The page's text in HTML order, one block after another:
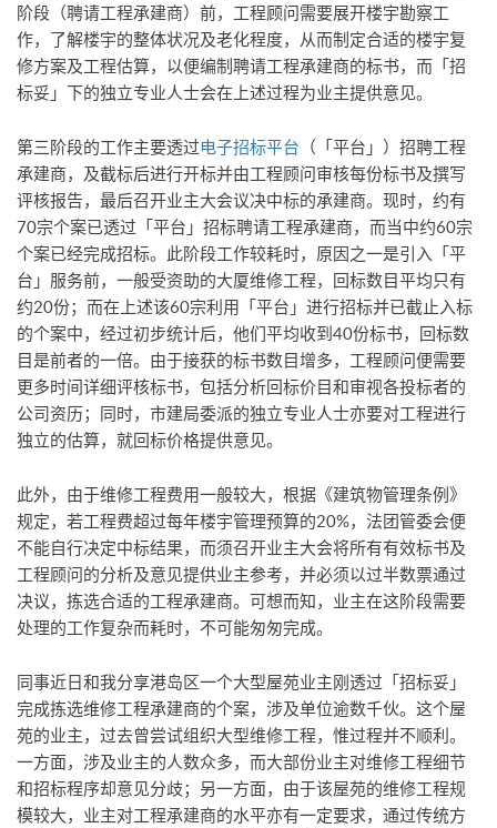
阶段（聘请工程承建商）前，工程顾问需要展开楼宇勘察工
作，了解楼宇的整体状况及老化程度，从而制定合适的楼宇复
修方案及工程估算，以便编制聘请工程承建商的标书，而「招
标妥」下的独立专业人士会在上述过程为业主提供意见。
第三阶段的工作主要透过电子招标平台 （「平台」）招聘工程
承建商，及截标后进行开标并由工程顾问审核每份标书及撰写
评核报告，最后召开业主大会议决中标的承建商。现时，约有
70宗个案已透过「平台」招标聘请工程承建商，而当中约60宗
个案已经完成招标。此阶段工作较耗时，原因之一是引入「平
台」服务前，一般受资助的大厦维修工程，回标数目平均只有
约20份；而在上述该60宗利用「平台」进行招标并已截止入标
的个案中，经过初步统计后，他们平均收到40份标书，回标数
目是前者的一倍。由于接获的标书数目增多，工程顾问便需要
更多时间详细评核标书，包括分析回标价目和审视各投标者的
公司资历；同时，市建局委派的独立专业人士亦要对工程进行
独立的估算，就回标价格提供意见。
此外，由于维修工程费用一般较大，根据《建筑物管理条例》
规定，若工程费超过每年楼宇管理预算的20%，法团管委会便
不能自行决定中标结果，而须召开业主大会将所有有效标书及
工程顾问的分析及意见提供业主参考，并必须以过半数票通过
决议，拣选合适的工程承建商。可想而知，业主在这阶段需要
处理的工作复杂而耗时，不可能匆匆完成。
同事近日和我分享港岛区一个大型屋苑业主刚透过「招标妥」
完成拣选维修工程承建商的个案，涉及单位逾数千伙。这个屋
苑的业主，过去曾尝试组织大型维修工程，惟过程并不顺利。
一方面，涉及业主的人数众多，而大部份业主对维修工程细节
和招标程序却意见分歧；另一方面，由于该屋苑的维修工程规
模较大，业主对工程承建商的水平亦有一定要求，通过传统方